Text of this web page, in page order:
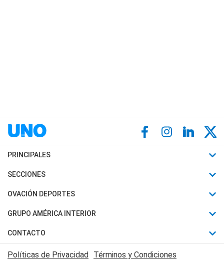
PRINCIPALES
Últimas Noticias
Política
Judiciales
Economia
SECCIONES
Horóscopo
Motores
Trucos caseros
Series y Películas
OVACIÓN DEPORTES
Fútbol
Mundial
Automovilismo
GRUPO AMÉRICA INTERIOR
Canal 7 en Vivo
CONTACTO
Acerca de Nosotros
Políticas de Privacidad Términos y Condiciones